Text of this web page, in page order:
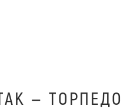
— ТОРПЕДО